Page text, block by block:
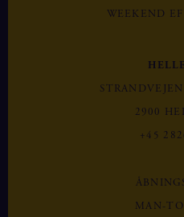
WEEKEND
2900
+45
MAN-